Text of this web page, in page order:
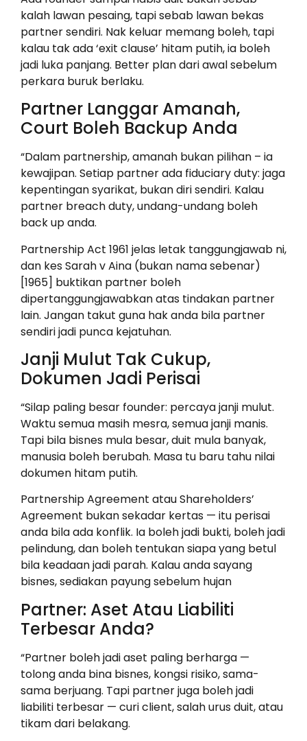
kalah lawan pesaing, tapi sebab lawan bekas
partner sendiri. Nak keluar memang boleh, tapi
kalau tak ada ‘exit clause’ hitam putih, ia boleh
jadi luka panjang. Better plan dari awal sebelum
perkara buruk berlaku.
Partner Langgar Amanah,
Court Boleh Backup Anda
“Dalam partnership, amanah bukan pilihan – ia
kewajipan. Setiap partner ada fiduciary duty: jaga
kepentingan syarikat, bukan diri sendiri. Kalau
partner breach duty, undang-undang boleh
back up anda.
Partnership Act 1961 jelas letak tanggungjawab ni,
dan kes Sarah v Aina (bukan nama sebenar)
[1965] buktikan partner boleh
dipertanggungjawabkan atas tindakan partner
lain. Jangan takut guna hak anda bila partner
sendiri jadi punca kejatuhan.
Janji Mulut Tak Cukup,
Dokumen Jadi Perisai
“Silap paling besar founder: percaya janji mulut.
Waktu semua masih mesra, semua janji manis.
Tapi bila bisnes mula besar, duit mula banyak,
manusia boleh berubah. Masa tu baru tahu nilai
dokumen hitam putih.
Partnership Agreement atau Shareholders’
Agreement bukan sekadar kertas — itu perisai
anda bila ada konflik. Ia boleh jadi bukti, boleh jadi
pelindung, dan boleh tentukan siapa yang betul
bila keadaan jadi parah. Kalau anda sayang
bisnes, sediakan payung sebelum hujan
Partner: Aset Atau Liabiliti
Terbesar Anda?
“Partner boleh jadi aset paling berharga —
tolong anda bina bisnes, kongsi risiko, sama-
sama berjuang. Tapi partner juga boleh jadi
liabiliti terbesar — curi client, salah urus duit, atau
tikam dari belakang.